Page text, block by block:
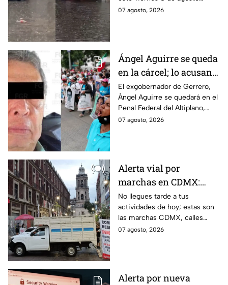
agosto
provocó inundaciones y otras
07 agosto, 2026
Ángel Aguirre se queda
en la cárcel; lo acusan
de destruir
información del caso
Ayotzinapa
El exgobernador de Gerrero,
Ángel Aguirre se quedará en el
Penal Federal del Altiplano,
luego de que fue detenido ayer
07 agosto, 2026
Alerta vial por
marchas en CDMX:
Manifestantes retiran
bloqueo en Canela y Eje
3 Sur, colonia Granjas
México
No llegues tarde a tus
actividades de hoy; estas son
las marchas CDMX, calles
cerradas y bloqueos que
07 agosto, 2026
Alerta por nueva